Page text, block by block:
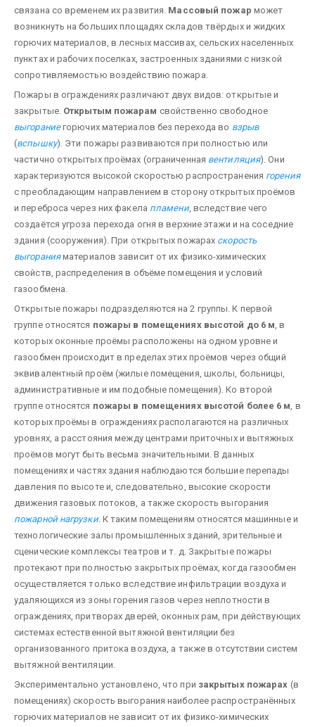
связана со временем их развития. Массовый пожар может
возникнуть на больших площадях складов твёрдых и жидких
горючих материалов, в лесных массивах, сельских населенных
пунктах и рабочих поселках, застроенных зданиями с низкой
сопротивляемостью воздействию пожара.
Пожары в ограждениях различают двух видов: открытые и
закрытые. Открытым пожарам свойственно свободное
выгораниегорючих материалов без перехода во взрыв
(вспышку). Эти пожары развиваются при полностью или
частично открытых проёмах (ограниченная вентиляция). Они
характеризуются высокой скоростью распространения горения
с преобладающим направлением в сторону открытых проёмов
и переброса через них факела пламени, вследствие чего
создаётся угроза перехода огня в верхние этажи и на соседние
здания (сооружения). При открытых пожарах скорость
выгоранияма­териалов зависит от их физико-химических
свойств, распределения в объёме помещения и условий
газообмена.
Открытые пожары подразделяются на 2 группы. К первой
группе относятся пожары в помещениях высотой до 6 м, в
которых оконные проёмы расположены на одном уровне и
газообмен происходит в пределах этих проёмов через общий
эквивалентный проём (жилые помещения, школы, больницы,
административные и им подобные помещения). Ко второй
группе относятся пожары в помещениях высотой более 6 м, в
которых проёмы в ограждениях располагаются на различных
уровнях, а расстояния между центрами приточных и вытяжных
проёмов могут быть весьма значительными. В данных
помещениях и частях здания наблюдаются большие перепады
давления по высоте и, следовательно, высокие скорости
движения газовых потоков, а также скорость выгорания
пожарной нагрузки. К таким помещениям относятся машинные и
технологические залы промышленных зданий, зрительные и
сценические комплексы театров и т. д. Закрытые пожары
протекают при полностью закрытых проёмах, когда газообмен
осуще­ствляется только вследствие инфильтрации воздуха и
удаляющихся из зоны горения газов через неплотности в
ограждениях, притворах дверей, оконных рам, при действующих
системах естественной вытяжной вентиляции без
организованного притока воздуха, а также в отсутствии систем
вытяжной вентиляции.
Экспериментально установлено, что при закрытых пожарах (в
помещениях) скорость выгорания наиболее распространённых
горючих материалов не зависит от их физико-химических